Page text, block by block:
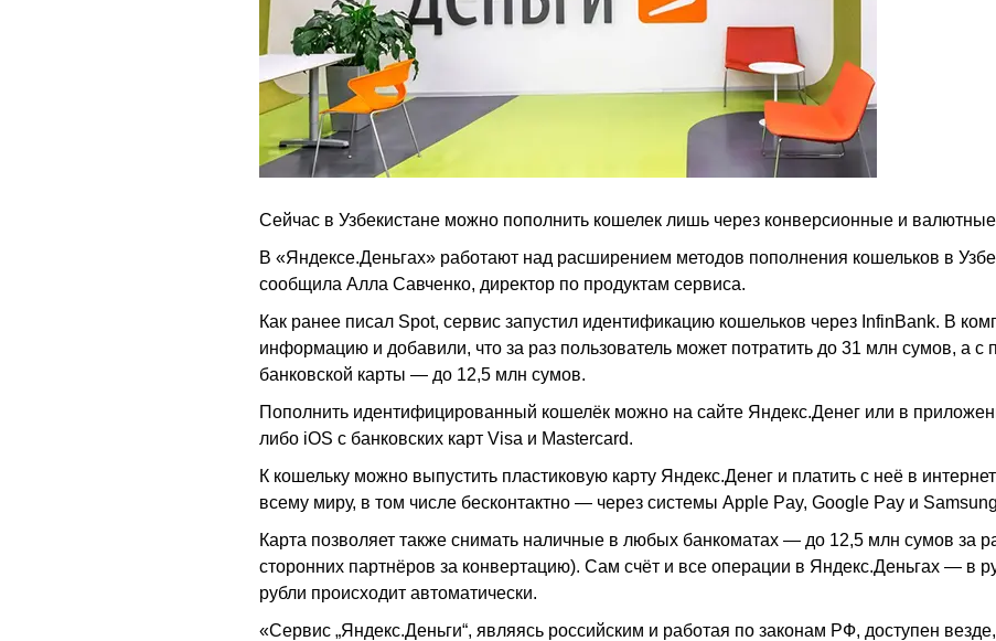
Сейчас в Узбекистане можно пополнить кошелек лишь через конверсионные и
В «Яндексе.Деньгах» работают над расширением методов пополнения кошельков в
сообщила Алла Савченко, директор по продуктам сервиса.
Как ранее писал Spot, сервис запустил идентификацию кошельков через InfinBank. В
информацию и добавили, что за раз пользователь может потратить до 31 млн сумов, а с
банковской карты — до 12,5 млн сумов.
Пополнить идентифицированный кошелёк можно на сайте Яндекс.Денег или в
либо iOS с банковских карт Visa и Mastercard.
К кошельку можно выпустить пластиковую карту Яндекс.Денег и платить с неё в
всему миру, в том числе бесконтактно — через системы Apple Pay, Google Pay и
Карта позволяет также снимать наличные в любых банкоматах — до 12,5 млн сумов за
сторонних партнёров за конвертацию). Сам счёт и все операции в Яндекс.Деньгах — в
рубли происходит автоматически.
«Сервис „Яндекс.Деньги“, являясь российским и работая по законам РФ, доступен везде,